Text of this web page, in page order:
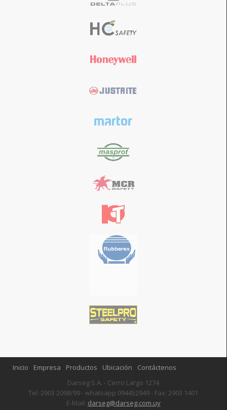
Inicio Empresa Productos Ubicación
Contáctenos
Darseg S.A. - Cerro Largo 1274
Tel: 2903 2098/99 - whatsapp 094452949 - Fax: 2903 1401
E-Mail: darseg@darseg.com.uy